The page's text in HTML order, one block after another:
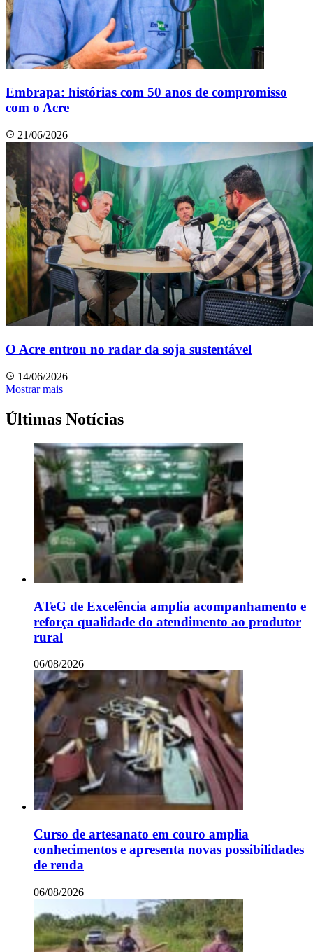
Embrapa: histórias com 50 anos de compromisso
com o Acre
21/06/2026
O Acre entrou no radar da soja sustentável
14/06/2026
Mostrar mais
Últimas Notícias
ATeG de Excelência amplia acompanhamento e
reforça qualidade do atendimento ao produtor
rural
06/08/2026
Curso de artesanato em couro amplia
conhecimentos e apresenta novas possibilidades
de renda
06/08/2026